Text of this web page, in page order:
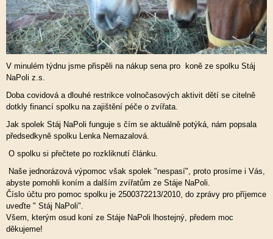
V minulém týdnu jsme přispěli na nákup sena pro koně ze spolku Stáj
NaPoli z.s.
Doba covidová a dlouhé restrikce volnočasových aktivit dětí se citelně
dotkly financí spolku na zajištění péče o zvířata.
Jak spolek Stáj NaPoli funguje s čím se aktuálně potýká, nám popsala
předsedkyně spolku Lenka Nemazalová.
O spolku si přečtete po rozkliknutí článku.
Naše jednorázová výpomoc však spolek "nespasí", proto prosíme i Vás,
abyste pomohli koním a dalším zvířatům ze Stáje NaPoli.
Číslo účtu pro pomoc spolku je 2500372213/2010, do zprávy pro příjemce
uveďte " Stáj NaPoli".
Všem, kterým osud koní ze Stáje NaPoli lhostejný, předem moc
děkujeme!